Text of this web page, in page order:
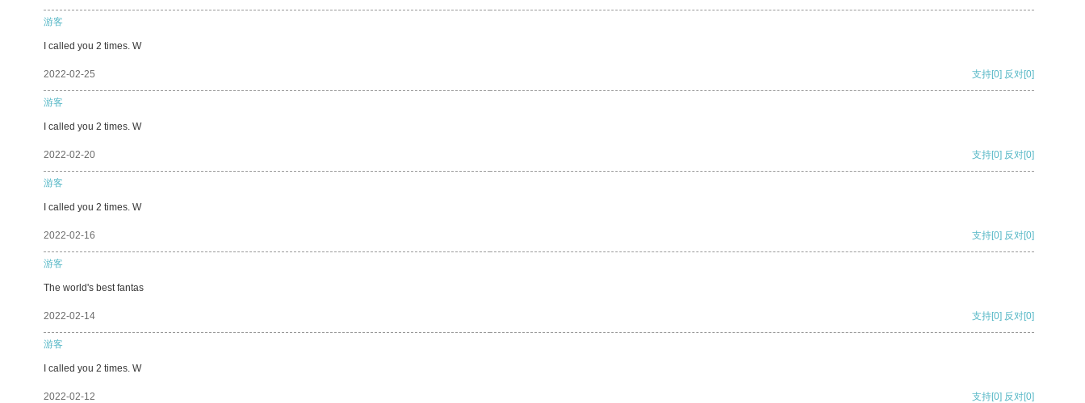
游客
I called you 2 times. W
2022-02-25 支持[0] 反对[0]
游客
I called you 2 times. W
2022-02-20 支持[0] 反对[0]
游客
I called you 2 times. W
2022-02-16 支持[0] 反对[0]
游客
The world's best fantas
2022-02-14 支持[0] 反对[0]
游客
I called you 2 times. W
2022-02-12 支持[0] 反对[0]